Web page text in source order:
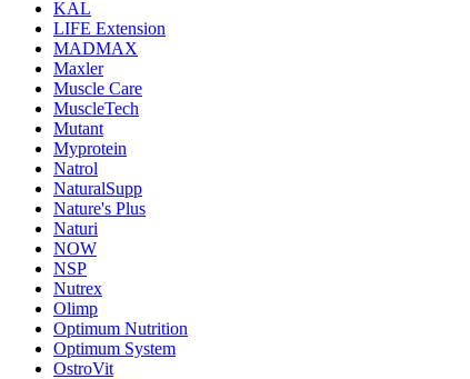
KAL
LIFE Extension
MADMAX
Maxler
Muscle Care
MuscleTech
Mutant
Myprotein
Natrol
NaturalSupp
Nature's Plus
Naturi
NOW
NSP
Nutrex
Olimp
Optimum Nutrition
Optimum System
OstroVit